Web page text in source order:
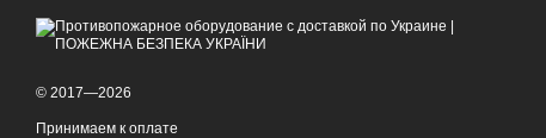
© 2017—2026
Принимаем к оплате